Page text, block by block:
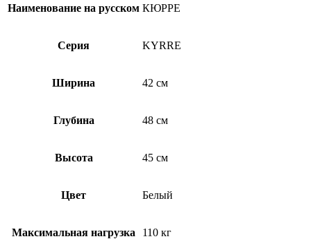
Наименование на русском КЮРРЕ
Серия KYRRE
Ширина 42 см
Глубина 48 см
Высота 45 см
Цвет Белый
Максимальная нагрузка 110 кг